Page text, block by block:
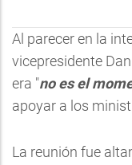
Al parecer en la
vicepresidente
era "no es el
apoyar a los
La reunión fue